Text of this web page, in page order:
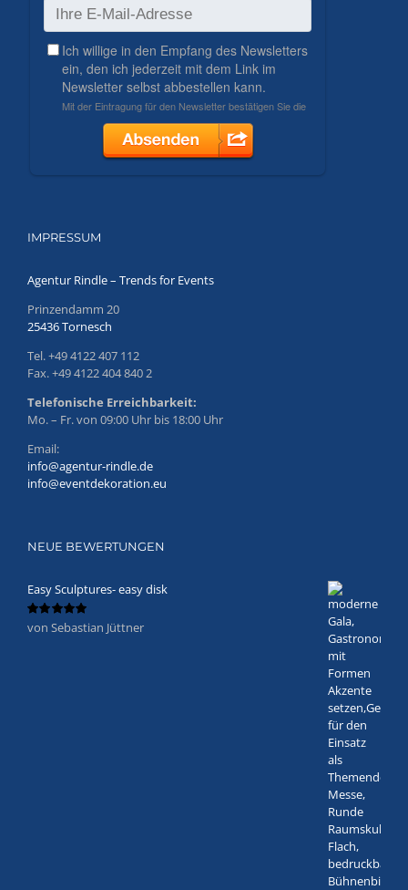
IMPRESSUM
Agentur Rindle – Trends for Events
Prinzendamm 20
25436 Tornesch
Tel. +49 4122 407 112
Fax. +49 4122 404 840 2
Telefonische Erreichbarkeit:
Mo. – Fr. von 09:00 Uhr bis 18:00 Uhr
Email:
info@agentur-rindle.de
info@eventdekoration.eu
NEUE BEWERTUNGEN
Easy Sculptures- easy disk
Bewertet
von Sebastian Jüttner